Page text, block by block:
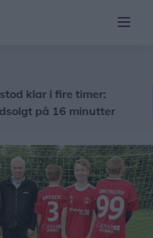
i fire timer:
på 16 minutter